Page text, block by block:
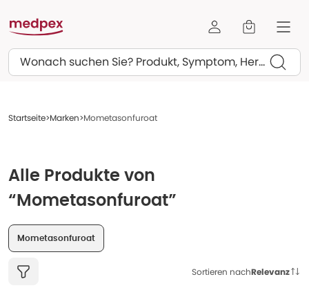
Suchen
Startseite Marken Mometasonfuroat
Alle Produkte von
“Mometasonfuroat”
Mometasonfuroat
Sortieren nachRelevanz